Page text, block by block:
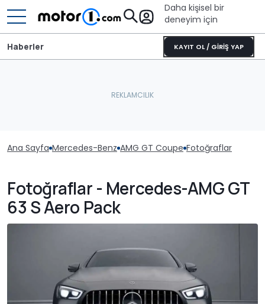
Daha kişisel bir
deneyim için
KAYIT OL / GİRİŞ YAP
Haberler
Ana Sayfa Mercedes-Benz AMG GT Coupe Fotoğraflar
Fotoğraflar - Mercedes-AMG GT
63 S Aero Pack